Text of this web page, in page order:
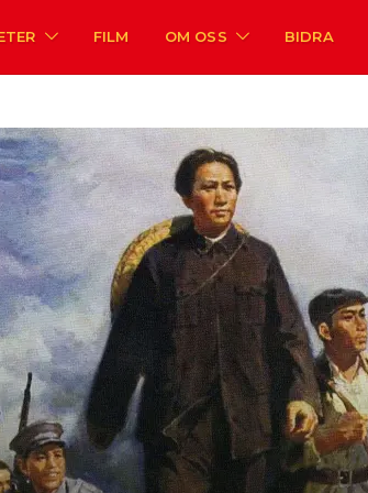
FILM OM OSS BIDRA